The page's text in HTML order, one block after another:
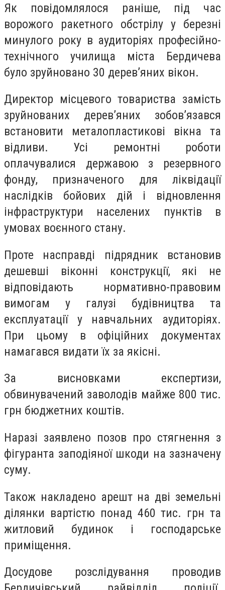
Як повідомлялося раніше, під час
ворожого ракетного обстрілу у березні
минулого року в аудиторіях професійно-
технічного училища міста Бердичева
було зруйновано 30 дерев’яних вікон.
Директор місцевого товариства замість
зруйнованих дерев’яних зобов’язався
встановити металопластикові вікна та
відливи. Усі ремонтні роботи
оплачувалися державою з резервного
фонду, призначеного для ліквідації
наслідків бойових дій і відновлення
інфраструктури населених пунктів в
умовах воєнного стану.
Проте насправді підрядник встановив
дешевші віконні конструкції, які не
відповідають нормативно-правовим
вимогам у галузі будівництва та
експлуатації у навчальних аудиторіях.
При цьому в офіційних документах
намагався видати їх за якісні.
За висновками експертизи,
обвинувачений заволодів майже 800 тис.
грн бюджетних коштів.
Наразі заявлено позов про стягнення з
фігуранта заподіяної шкоди на зазначену
суму.
Також накладено арешт на дві земельні
ділянки вартістю понад 460 тис. грн та
житловий будинок і господарське
приміщення.
Досудове розслідування проводив